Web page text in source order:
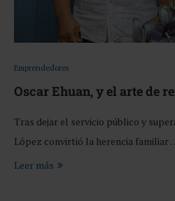
Emprendedores
Oscar Ehuan, y el arte de
Tras dejar el servicio público y
López convirtió la herencia familiar
Leer más